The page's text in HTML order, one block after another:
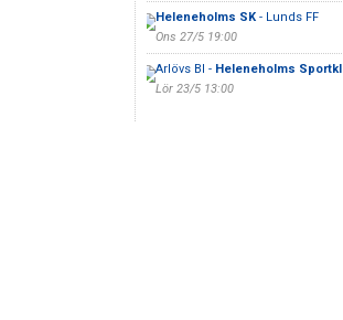
Heleneholms SK- Lunds FF
Ons 27/5 19:00
Arlövs BI - Heleneholms
Lör 23/5 13:00